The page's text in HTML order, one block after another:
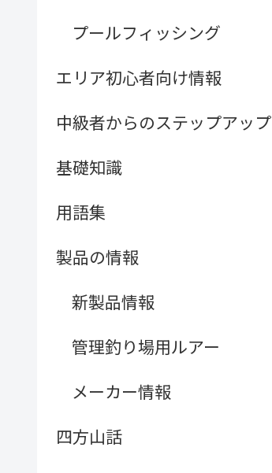
プールフィッシング
エリア初心者向け情報
中級者からのステップアップ
基礎知識
用語集
製品の情報
新製品情報
管理釣り場用ルアー
メーカー情報
四方山話